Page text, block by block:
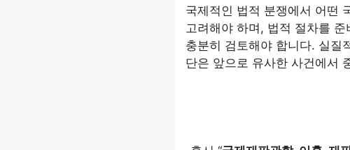
국제적인 법적 분쟁에서 어떤
고려해야 하며, 법적 절차를
충분히 검토해야 합니다. 실질
단은 앞으로 유사한 사건에서